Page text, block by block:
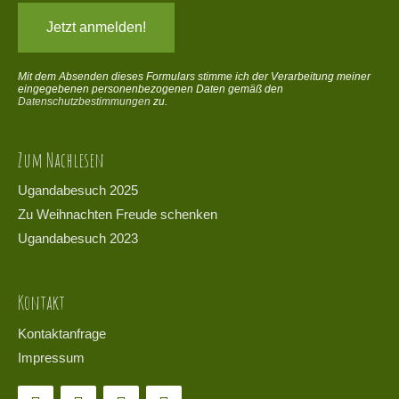
Mit dem Absenden dieses Formulars stimme ich der Verarbeitung meiner
eingegebenen personenbezogenen Daten gemäß den
Datenschutzbestimmungen zu.
Zum Nachlesen
Ugandabesuch 2025
Zu Weihnachten Freude schenken
Ugandabesuch 2023
Kontakt
Kontaktanfrage
Impressum